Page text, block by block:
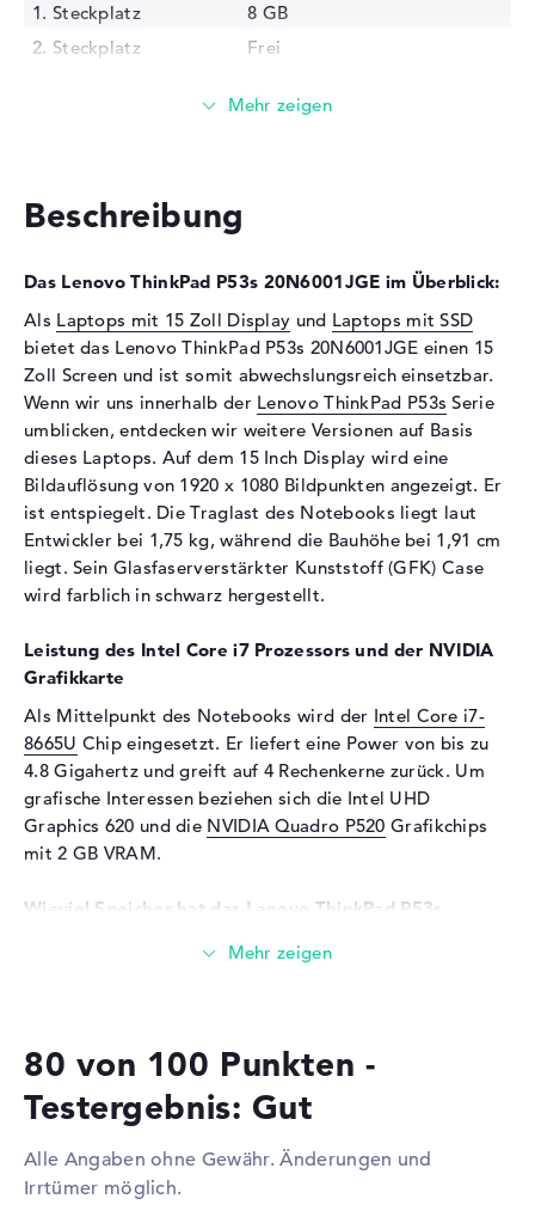
1. Steckplatz
8 GB
2. Steckplatz
Frei
DDR4 SDRAM - PC4-19200 -
Festplatte
Laufwerks-Typ
ohne Laufwerk
Display
Display-Typ
15,6" TFT
Max. Auflösung
1920 x 1080
Auflösungstyp
Full-HD
Besonderheiten
Display, entspiegelt, LED-
Hintergrundbeleuchtung, IPS
Panel
Unterstützte Flash-
Speicherkarten
microSD
Audio
Soundkarte
Realtek ALC3287
Mikrofon
vorhanden
Webcam
Tastatur (Beleuchtet
Netzwerk
Netzwerkkarte
Gigabit Ethernet
WLAN
802.11a, 802.11b, 802.11g,
Beschreibung
Das Lenovo ThinkPad P53s 20N6001JGE im Überblick:
Als Laptops mit 15 Zoll Display und Laptops mit SSD
bietet das Lenovo ThinkPad P53s 20N6001JGE einen 15
Zoll Screen und ist somit abwechslungsreich einsetzbar.
Wenn wir uns innerhalb der Lenovo ThinkPad P53s Serie
umblicken, entdecken wir weitere Versionen auf Basis
dieses Laptops. Auf dem 15 Inch Display wird eine
Bildauflösung von 1920 x 1080 Bildpunkten angezeigt. Er
ist entspiegelt. Die Traglast des Notebooks liegt laut
Entwickler bei 1,75 kg, während die Bauhöhe bei 1,91 cm
liegt. Sein Glasfaserverstärkter Kunststoff (GFK) Case
wird farblich in schwarz hergestellt.
Leistung des Intel Core i7 Prozessors und der NVIDIA
Grafikkarte
Als Mittelpunkt des Notebooks wird der Intel Core i7-
8665U Chip eingesetzt. Er liefert eine Power von bis zu
4.8 Gigahertz und greift auf 4 Rechenkerne zurück. Um
grafische Interessen beziehen sich die Intel UHD
Graphics 620 und die NVIDIA Quadro P520 Grafikchips
mit 2 GB VRAM.
Wieviel Speicher hat das Lenovo ThinkPad P53s
GB. Euer Betriebssystem und allgemeine Dateien
Kapazität.
Diese Schnittstellen und Funkverbindungen sind an
Bord:
80 von 100 Punkten -
Testergebnis: Gut
Alle Angaben ohne Gewähr. Änderungen und
Irrtümer möglich.